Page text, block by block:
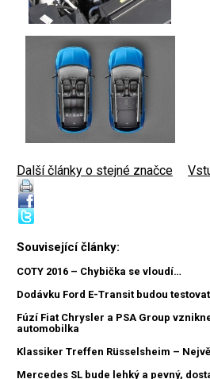
Další články o stejné značce
Související články:
COTY 2016 – Chybička se vloudí…
Dodávku Ford E-Transit budou
Fúzí Fiat Chrysler a PSA Group
automobilka
Klassiker Treffen Rüsselsheim –
Mercedes SL bude lehký a pevný,